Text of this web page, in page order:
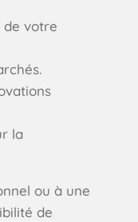
de votre
la
ou à une
de